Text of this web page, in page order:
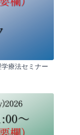
療法セミナー